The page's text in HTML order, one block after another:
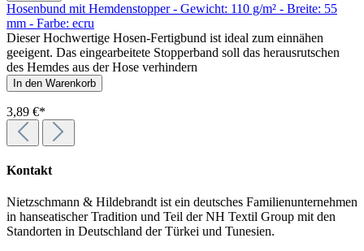
Hosenbund mit Hemdenstopper - Gewicht: 110 g/m² - Breite: 55
mm - Farbe: ecru
Dieser Hochwertige Hosen-Fertigbund ist ideal zum einnähen
geeigent. Das eingearbeitete Stopperband soll das herausrutschen
des Hemdes aus der Hose verhindern
In den Warenkorb
3,89 €*
Kontakt
Nietzschmann & Hildebrandt ist ein deutsches Familienunternehmen
in hanseatischer Tradition und Teil der NH Textil Group mit den
Standorten in Deutschland der Türkei und Tunesien.